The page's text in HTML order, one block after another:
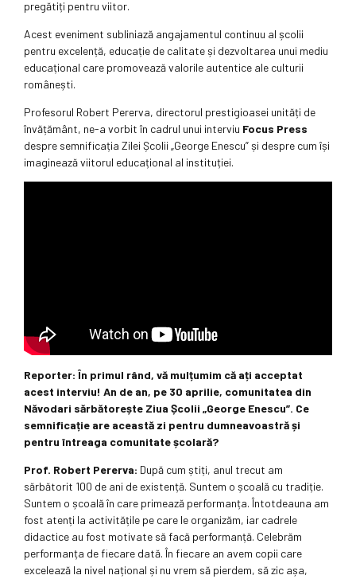
pregătiți pentru viitor.
Acest eveniment subliniază angajamentul continuu al școlii
pentru excelență, educație de calitate și dezvoltarea unui mediu
educațional care promovează valorile autentice ale culturii
românești.
Profesorul Robert Pererva, directorul prestigioasei unități de
învățământ, ne-a vorbit în cadrul unui interviu Focus Press
despre semnificația Zilei Școlii „George Enescu” și despre cum își
imaginează viitorul educațional al instituției.
Reporter: În primul rând, vă mulțumim că ați acceptat
acest interviu! An de an, pe 30 aprilie, comunitatea din
Năvodari sărbătorește Ziua Școlii „George Enescu”. Ce
semnificație are această zi pentru dumneavoastră și
pentru întreaga comunitate școlară?
Prof. Robert Pererva: După cum știți, anul trecut am
sărbătorit 100 de ani de existență. Suntem o școală cu tradiție.
Suntem o școală în care primează performanța. Întotdeauna am
fost atenți la activitățile pe care le organizăm, iar cadrele
didactice au fost motivate să facă performanță. Celebrăm
performanța de fiecare dată. În fiecare an avem copii care
excelează la nivel național și nu vrem să pierdem, să zic așa,